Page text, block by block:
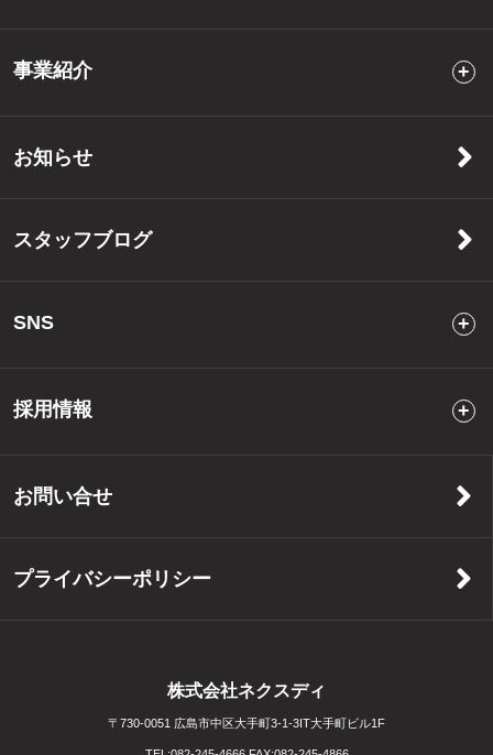
事業紹介
お知らせ
スタッフブログ
SNS
採用情報
お問い合せ
プライバシーポリシー
株式会社ネクスディ
〒730-0051 広島市中区大手町3-1-3IT大手町ビル1F